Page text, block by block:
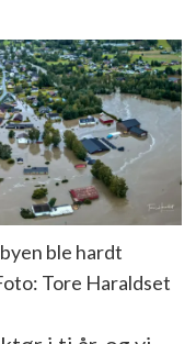
ble hardt
Tore Haraldset